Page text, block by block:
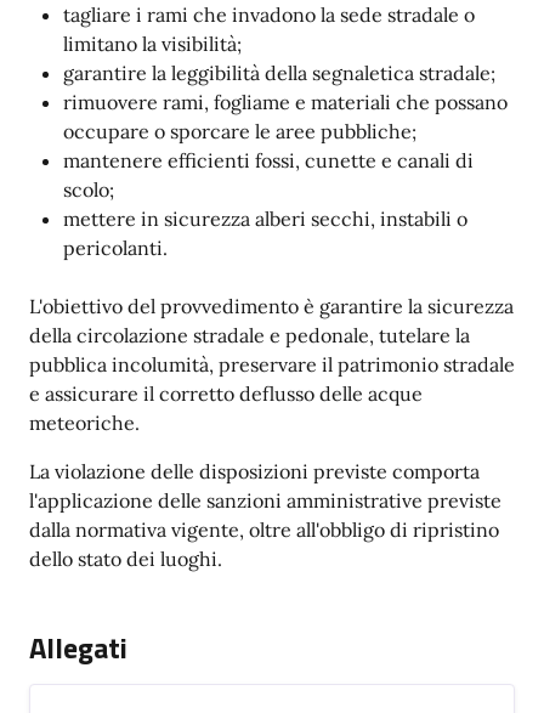
tagliare i rami che invadono la sede stradale o
limitano la visibilità;
garantire la leggibilità della segnaletica stradale;
rimuovere rami, fogliame e materiali che possano
occupare o sporcare le aree pubbliche;
mantenere efficienti fossi, cunette e canali di
scolo;
mettere in sicurezza alberi secchi, instabili o
pericolanti.
L'obiettivo del provvedimento è garantire la sicurezza
della circolazione stradale e pedonale, tutelare la
pubblica incolumità, preservare il patrimonio stradale
e assicurare il corretto deflusso delle acque
meteoriche.
La violazione delle disposizioni previste comporta
l'applicazione delle sanzioni amministrative previste
dalla normativa vigente, oltre all'obbligo di ripristino
dello stato dei luoghi.
Allegati